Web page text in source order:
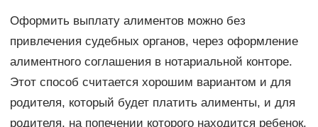
Оформить выплату алиментов можно без
привлечения судебных органов, через оформление
алиментного соглашения в нотариальной конторе.
Этот способ считается хорошим вариантом и для
родителя, который будет платить алименты, и для
родителя, на попечении которого находится ребенок.